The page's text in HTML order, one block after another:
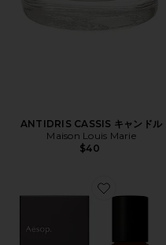
ANTIDRIS CASSIS キャンドル
Maison Louis Marie
$40
Favorite